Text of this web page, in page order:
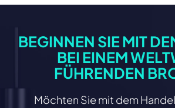
BEGINNEN SIE MIT
BEI EINEM
FÜHRENDEN
Möchten Sie mit dem